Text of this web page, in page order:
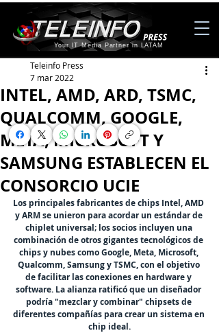
Your IT Media Partner in LATAM
INTEL, AMD, ARD, TSMC,
QUALCOMM, GOOGLE,
META, MICROSOFT Y
SAMSUNG ESTABLECEN EL
CONSORCIO UCIE
Teleinfo Press
7 mar 2022
Los principales fabricantes de chips Intel, AMD
y ARM se unieron para acordar un estándar de
chiplet universal; los socios incluyen una
combinación de otros gigantes tecnológicos ​​de
chips y nubes como Google, Meta, Microsoft,
Qualcomm, Samsung y TSMC, con el objetivo
de facilitar las conexiones en hardware y
software. La alianza ratificó que un diseñador
podría "mezclar y combinar" chipsets de
diferentes compañías para crear un sistema en
chip ideal.